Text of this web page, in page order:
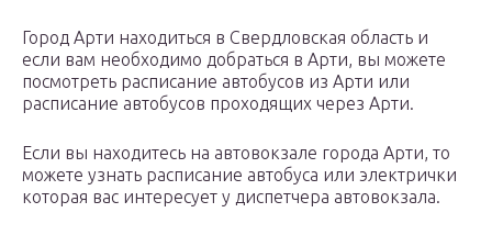
Город Арти находиться в Свердловская область и
если вам необходимо добраться в Арти, вы можете
посмотреть расписание автобусов из Арти или
расписание автобусов проходящих через Арти.
Если вы находитесь на автовокзале города Арти, то
можете узнать расписание автобуса или электрички
которая вас интересует у диспетчера автовокзала.